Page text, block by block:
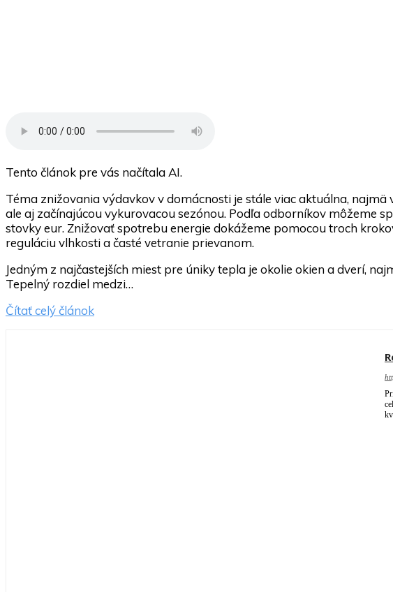
Tento článok pre vás načítala AI.
Téma znižovania výdavkov v domácnosti je stále viac aktuálna, najmä
ale aj začínajúcou vykurovacou sezónou. Podľa odborníkov môžeme
stovky eur. Znižovať spotrebu energie dokážeme pomocou troch
reguláciu vlhkosti a časté vetranie prievanom.
Jedným z najčastejších miest pre úniky tepla je okolie okien a dverí,
Tepelný rozdiel medzi…
Čítať celý článok